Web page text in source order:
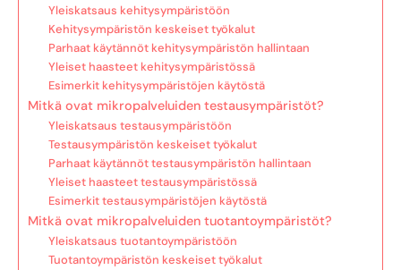
Yleiskatsaus kehitysympäristöön
Kehitysympäristön keskeiset työkalut
Parhaat käytännöt kehitysympäristön hallintaan
Yleiset haasteet kehitysympäristössä
Esimerkit kehitysympäristöjen käytöstä
Mitkä ovat mikropalveluiden testausympäristöt?
Yleiskatsaus testausympäristöön
Testausympäristön keskeiset työkalut
Parhaat käytännöt testausympäristön hallintaan
Yleiset haasteet testausympäristössä
Esimerkit testausympäristöjen käytöstä
Mitkä ovat mikropalveluiden tuotantoympäristöt?
Yleiskatsaus tuotantoympäristöön
Tuotantoympäristön keskeiset työkalut